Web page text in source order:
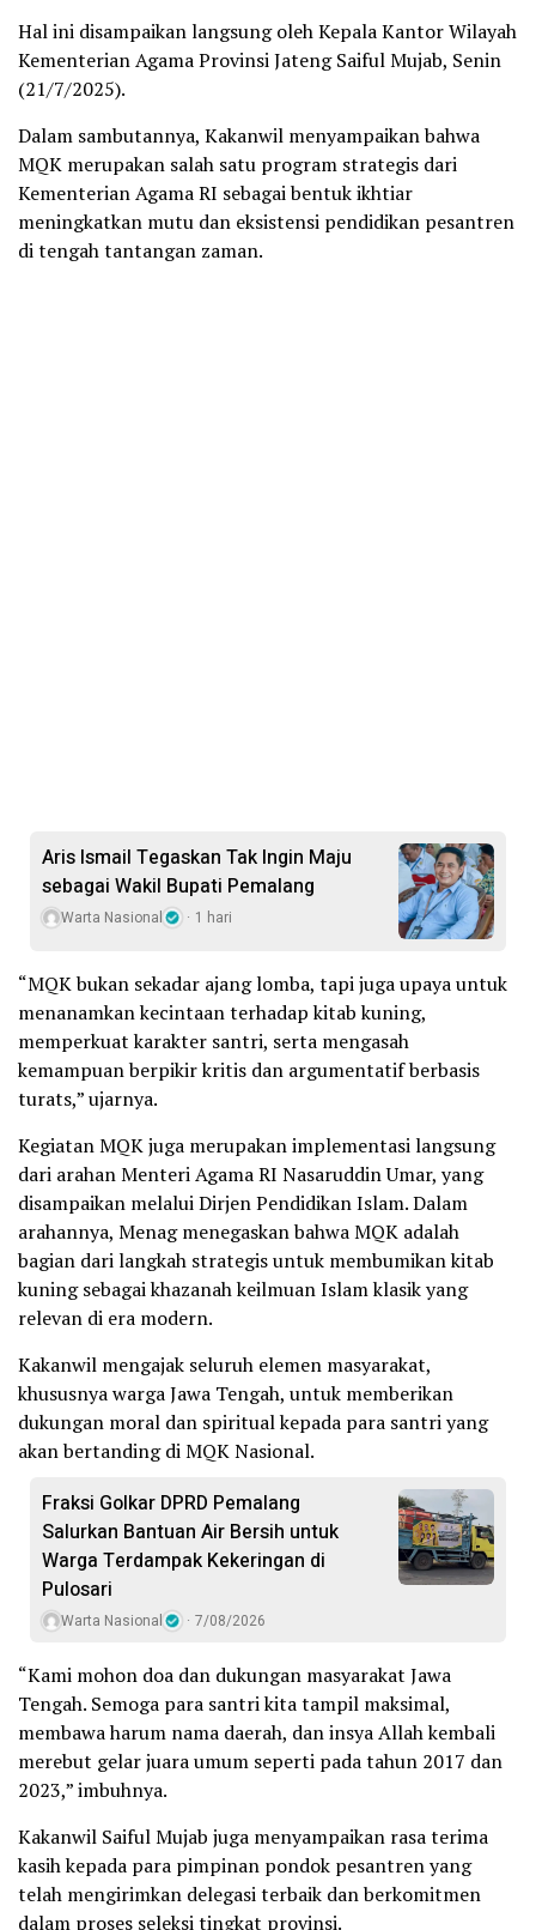
Hal ini disampaikan langsung oleh Kepala Kantor Wilayah
Kementerian Agama Provinsi Jateng Saiful Mujab, Senin
(21/7/2025).
Dalam sambutannya, Kakanwil menyampaikan bahwa
MQK merupakan salah satu program strategis dari
Kementerian Agama RI sebagai bentuk ikhtiar
meningkatkan mutu dan eksistensi pendidikan pesantren
di tengah tantangan zaman.
Aris Ismail Tegaskan Tak Ingin Maju
sebagai Wakil Bupati Pemalang
Warta Nasional 1 hari
“MQK bukan sekadar ajang lomba, tapi juga upaya untuk
menanamkan kecintaan terhadap kitab kuning,
memperkuat karakter santri, serta mengasah
kemampuan berpikir kritis dan argumentatif berbasis
turats,” ujarnya.
Kegiatan MQK juga merupakan implementasi langsung
dari arahan Menteri Agama RI Nasaruddin Umar, yang
disampaikan melalui Dirjen Pendidikan Islam. Dalam
arahannya, Menag menegaskan bahwa MQK adalah
bagian dari langkah strategis untuk membumikan kitab
kuning sebagai khazanah keilmuan Islam klasik yang
relevan di era modern.
Kakanwil mengajak seluruh elemen masyarakat,
khususnya warga Jawa Tengah, untuk memberikan
dukungan moral dan spiritual kepada para santri yang
akan bertanding di MQK Nasional.
Fraksi Golkar DPRD Pemalang
Salurkan Bantuan Air Bersih untuk
Warga Terdampak Kekeringan di
Pulosari
Warta Nasional 7/08/2026
“Kami mohon doa dan dukungan masyarakat Jawa
Tengah. Semoga para santri kita tampil maksimal,
membawa harum nama daerah, dan insya Allah kembali
merebut gelar juara umum seperti pada tahun 2017 dan
2023,” imbuhnya.
Kakanwil Saiful Mujab juga menyampaikan rasa terima
kasih kepada para pimpinan pondok pesantren yang
telah mengirimkan delegasi terbaik dan berkomitmen
dalam proses seleksi tingkat provinsi.